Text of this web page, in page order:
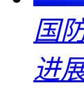
国
进